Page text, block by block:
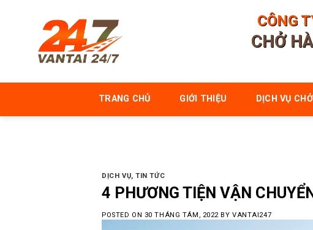
CÔNG
CHỞ
TRANG CHỦ GIỚI THIỆU DỊCH VỤ
DỊCH VỤ,TIN TỨC
4 PHƯƠNG TIỆN VẬN
POSTED ON 30 THÁNG TÁM, 2022BYVANTAI247